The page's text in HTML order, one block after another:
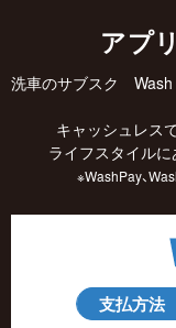
アプ
洗車のサブスク Wash
キャッシュレス
ライフスタイルに
※WashPay、
支払方法